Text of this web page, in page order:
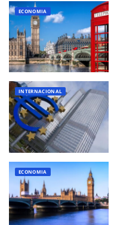
ECONOMIA
INTERNACIONAL
ECONOMIA